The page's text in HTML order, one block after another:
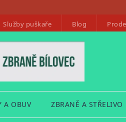
Služby puškaře Blog
A OBUV ZBRANĚ A STŘELIVO